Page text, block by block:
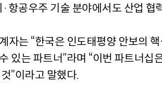
항공우주 기술 분야에서도 산업 협
자는 “한국은 인도태평양 안보의
있는 파트너”라며 “이번 파트너십
”이라고 말했다.